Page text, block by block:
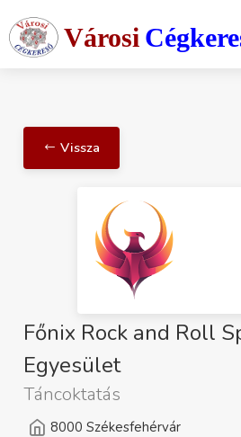
Városi
Vissza
Főnix Rock and Roll
Egyesület
Táncoktatás
8000 Székesfehérvár